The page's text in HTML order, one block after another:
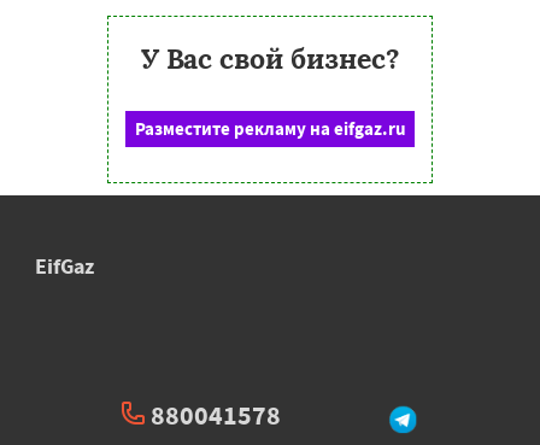
У Вас свой бизнес?
Разместите рекламу на eifgaz.ru
EifGaz
880041578